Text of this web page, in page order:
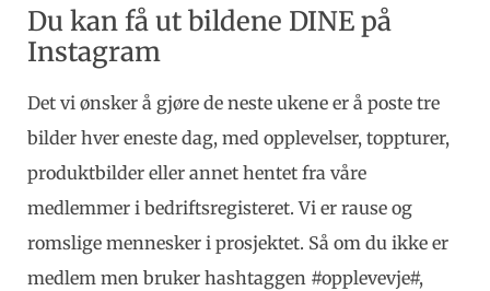
Du kan få ut bildene DINE på
Instagram
Det vi ønsker å gjøre de neste ukene er å poste tre
bilder hver eneste dag, med opplevelser, toppturer,
produktbilder eller annet hentet fra våre
medlemmer i bedriftsregisteret. Vi er rause og
romslige mennesker i prosjektet. Så om du ikke er
medlem men bruker hashtaggen #opplevevje#,